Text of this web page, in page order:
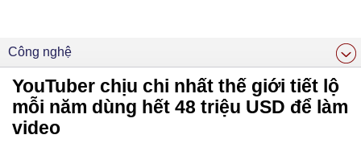
Công nghệ
YouTuber chịu chi nhất thế giới tiết lộ
mỗi năm dùng hết 48 triệu USD để làm
video